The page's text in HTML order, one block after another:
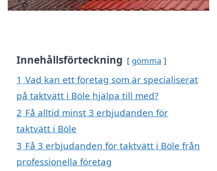
Innehållsförteckning gömma
1 Vad kan ett företag som är specialiserat
på taktvätt i Böle hjälpa till med?
2 Få alltid minst 3 erbjudanden för
taktvätt i Böle
3 Få 3 erbjudanden för taktvätt i Böle från
professionella företag